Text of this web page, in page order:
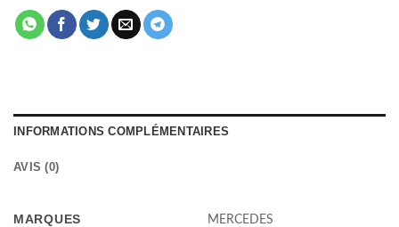
INFORMATIONS COMPLÉMENTAIRES
AVIS (0)
MARQUES MERCEDES